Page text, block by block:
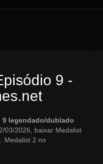
9 -
legendado/dublado
03/2026, baixar Medalist
Medalist 2 no